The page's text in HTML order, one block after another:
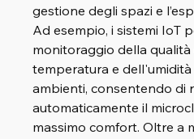
gestione degli spazi e
Ad esempio, i sistemi IoT
monitoraggio della qualità
temperatura e
ambienti, consentendo di
automaticamente il
massimo comfort. Oltre a